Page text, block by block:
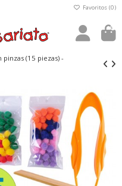
Favoritos (0)
0
(15 piezas) -